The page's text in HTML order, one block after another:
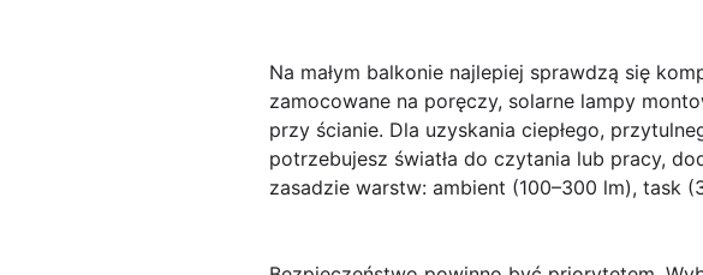
Na małym balkonie najlepiej sprawdzą się
zamocowane na poręczy, solarne lampy
przy ścianie. Dla uzyskania ciepłego,
potrzebujesz światła do czytania lub pracy,
zasadzie warstw: ambient (100–300 lm), task